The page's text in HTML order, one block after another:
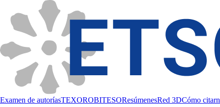
Examen de autoríasTEXOROBITESOResúmenesRed 3DCómo